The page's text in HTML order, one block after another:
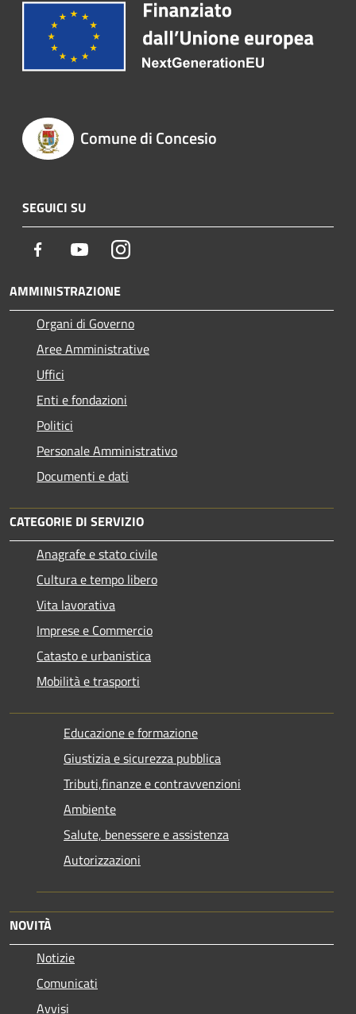
Comune di Concesio
SEGUICI SU
Facebook YoutubeInstagram
AMMINISTRAZIONE
Organi di Governo
Aree Amministrative
Uffici
Enti e fondazioni
Politici
Personale Amministrativo
Documenti e dati
CATEGORIE DI SERVIZIO
Anagrafe e stato civile
Cultura e tempo libero
Vita lavorativa
Imprese e Commercio
Catasto e urbanistica
Mobilità e trasporti
Educazione e formazione
Giustizia e sicurezza pubblica
Tributi,finanze e contravvenzioni
Ambiente
Salute, benessere e assistenza
Autorizzazioni
NOVITÀ
Notizie
Comunicati
Avvisi